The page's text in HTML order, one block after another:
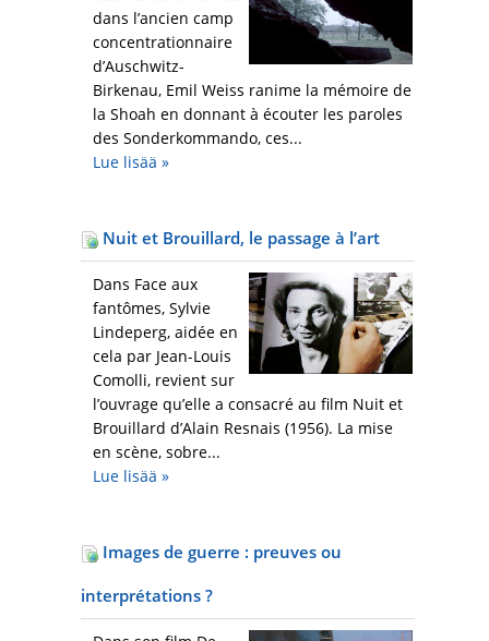
dans l’ancien camp
concentrationnaire
d’Auschwitz-
Birkenau, Emil Weiss ranime la mémoire de
la Shoah en donnant à écouter les paroles
des Sonderkommando, ces...
Lue lisää »
Nuit et Brouillard, le passage à l’art
Dans Face aux
fantômes, Sylvie
Lindeperg, aidée en
cela par Jean-Louis
Comolli, revient sur
l’ouvrage qu’elle a consacré au film Nuit et
Brouillard d’Alain Resnais (1956). La mise
en scène, sobre...
Lue lisää »
Images de guerre : preuves ou
interprétations ?